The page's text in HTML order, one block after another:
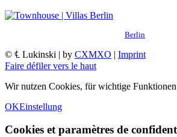
Berlin
© ℄ Lukinski | by CXMXO | Imprint
Faire défiler vers le haut
Wir nutzen Cookies, für wichtige
OKEinstellung
Cookies et paramètres de